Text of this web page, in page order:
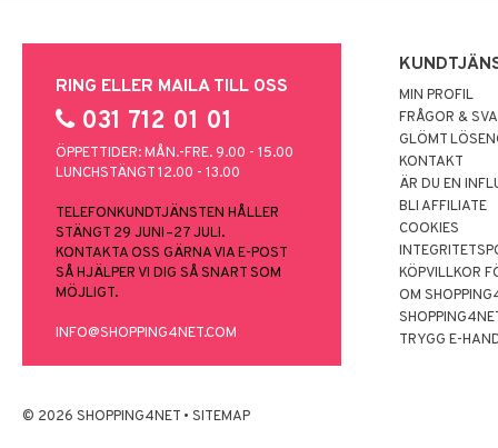
RING ELLER MAILA TILL OSS
031 712 01 01
ÖPPETTIDER: MÅN.-FRE. 9.00 - 15.00
LUNCHSTÄNGT 12.00 - 13.00
TELEFONKUNDTJÄNSTEN HÅLLER
STÄNGT 29 JUNI–27 JULI.
KONTAKTA OSS GÄRNA VIA E-POST
SÅ HJÄLPER VI DIG SÅ SNART SOM
MÖJLIGT.
INFO@SHOPPING4NET.COM
MIN PROFIL
FRÅGOR &
GLÖMT
KONTAKT
ÄR DU EN
BLI AFFILIATE
COOKIES
KÖPVILLKOR
OM
TRYGG E-
© 2026 SHOPPING4NET • SITEMAP